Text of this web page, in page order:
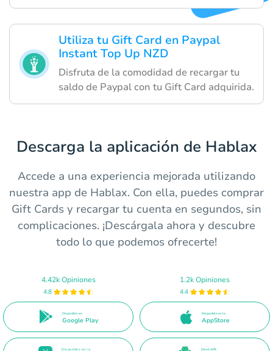
Utiliza tu Gift Card en Paypal
Instant Top Up NZD
Disfruta de la comodidad de recargar tu
saldo de Paypal con tu Gift Card adquirida.
Descarga la aplicación de Hablax
Accede a una experiencia mejorada utilizando
nuestra app de Hablax. Con ella, puedes comprar
Gift Cards y recargar tu cuenta en segundos, sin
complicaciones. ¡Descárgala ahora y descubre
todo lo que podemos ofrecerte!
4.42k Opiniones
4.8
Disponible en
Google Play
1.2k Opiniones
4.4
Disponible en la
AppStore
Disponible en la Direct APK